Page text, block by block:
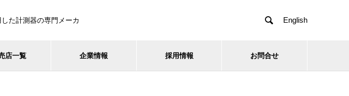
た計測器の専門メーカ  English
店一覧 企業情報 採用情報 お問合せ